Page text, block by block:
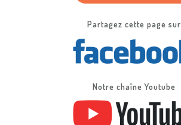
Partagez cette page sur
Notre chaîne Youtube